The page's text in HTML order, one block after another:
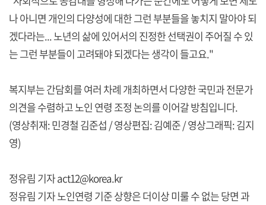
나 아니면 개인의 다양성에 대한 그런 부분들을 놓치지 말아야 되
겠다라는... 노년의 삶에 있어서의 진정한 선택권이 주어질 수 있
는 그런 부분들이 고려돼야 되겠다는 생각이 들고요."
복지부는 간담회를 여러 차례 개최하면서 다양한 국민과 전문가
의견을 수렴하고 노인 연령 조정 논의를 이어갈 방침입니다.
(영상취재: 민경철 김준섭 / 영상편집: 김예준 / 영상그래픽: 김지
영)
정유림 기자 act12@korea.kr
정유림 기자 노인연령 기준 상향은 더이상 미룰 수 없는 당면 과